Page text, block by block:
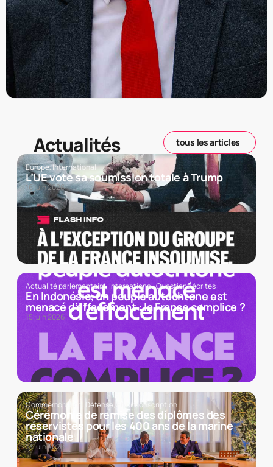
Actualités tous les articles
Europe,International
L’UE vote sa soumission totale à Trump
16 juin 2026
Actualité parlementaire, International,Questions écrites
En Indonésie, un peuple autochtone est
menacé d’effacement : la France complice ?
15 juin 2026
Commémoration , Défense, En circonscription
Cérémonie de remise des diplômes des
réservistes pour les 400 ans de la marine
nationale
13 juin 2026